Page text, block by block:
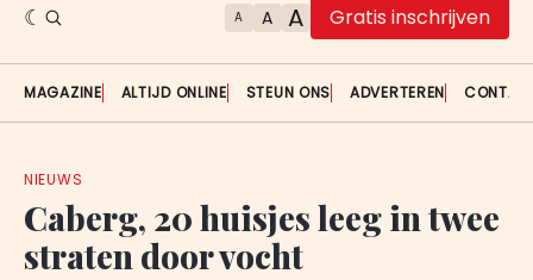
A A A Gratis inschrijven
MAGAZINE ALTIJD ONLINE STEUN ONS ADVERTEREN
NIEUWS
Caberg, 20 huisjes leeg in twee
straten door vocht